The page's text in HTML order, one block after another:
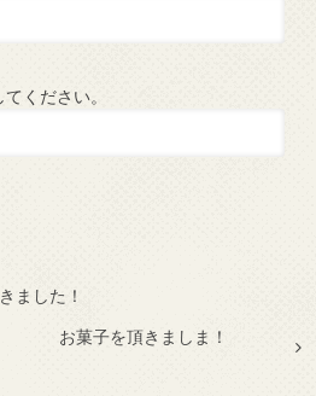
ください。
ました！
お菓子を頂きましま！